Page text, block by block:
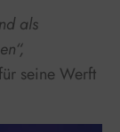
als
seine Werft